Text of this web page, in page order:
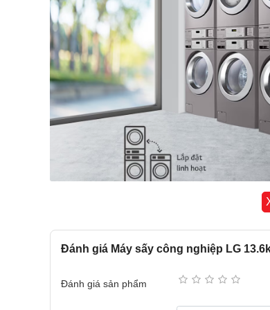
Cửa thích ứng dễ dàng với nhu cầu của
Tùy vào cách bố trí tiệm hay sở thích cá
mở sang trái hoặc phải để tận dụng tối đa
Đánh giá Máy sấy công nghiệp LG
Đánh giá sản phẩm